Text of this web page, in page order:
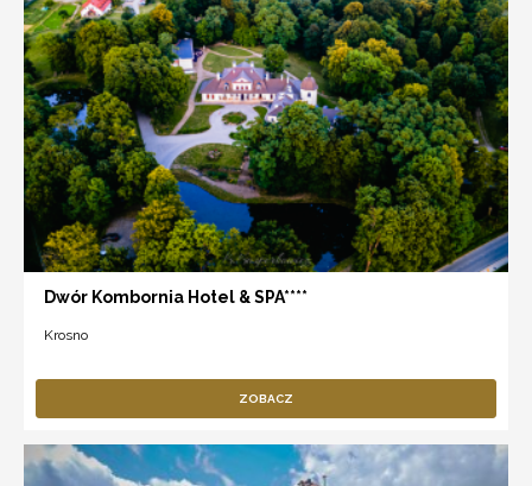
Dwór Kombornia Hotel & SPA****
Krosno
ZOBACZ